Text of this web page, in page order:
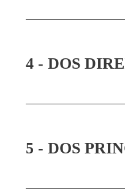
4 - DOS
5 - DOS